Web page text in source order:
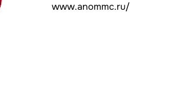
www.anommc.ru/